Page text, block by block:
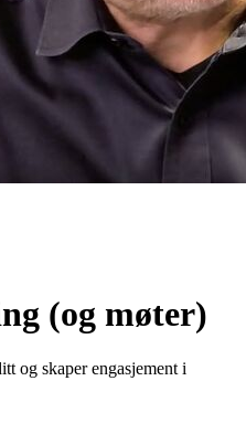
(og møter)
og skaper engasjement i